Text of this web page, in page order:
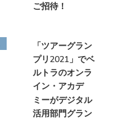
ご招待！
「ツアーグラン
プリ2021」でベ
ルトラのオンラ
イン・アカデ
ミーがデジタル
活用部門グラン